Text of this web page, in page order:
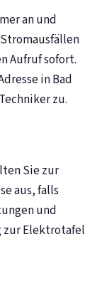
an und
Aufruf sofort.
in Bad
zu.
Sie zur
aus, falls
und
zur Elektrotafel